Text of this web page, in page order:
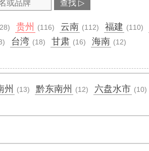
查找 ▷
贵州 (116) 云南 (112) 福建 (110)
台湾 (18) 甘肃 (16) 海南 (12)
州 (13) 黔东南州 (12) 六盘水市 (10)